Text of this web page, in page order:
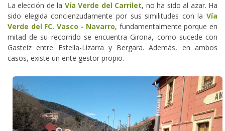
La elección de la Vía Verde del Carrilet, no ha sido al azar. Ha
sido elegida concienzudamente por sus similitudes con la Vía
Verde del FC. Vasco - Navarro, fundamentalmente porque en
mitad de su recorrido se encuentra Girona, como sucede con
Gasteiz entre Estella-Lizarra y Bergara. Además, en ambos
casos, existe un ente gestor propio.